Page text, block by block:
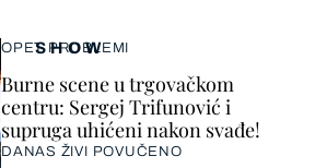
SHOW
OPET PROBLEMI
Burne scene u trgovačkom
centru: Sergej Trifunović i
supruga uhićeni nakon svađe!
DANAS ŽIVI POVUČENO